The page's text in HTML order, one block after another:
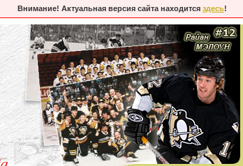
Внимание! Актуальная версия сайта находится здесь!